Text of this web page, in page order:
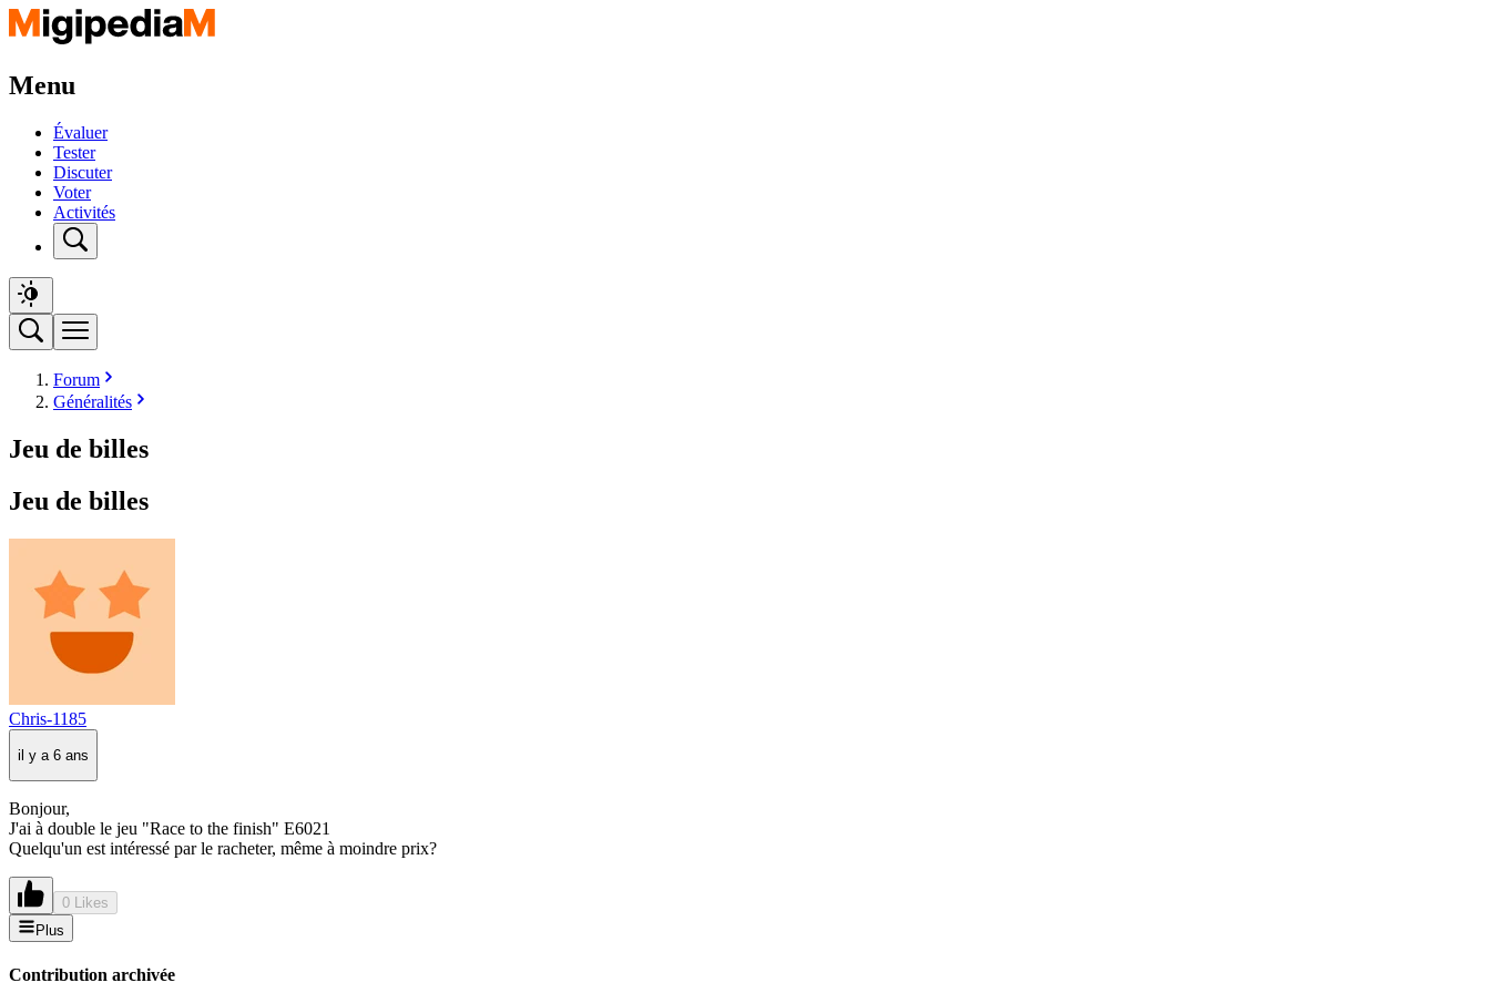
Menu
Évaluer
Tester
Discuter
Voter
Activités
Forum
Généralités
Jeu de billes
Jeu de billes
Chris-1185
il y a 6 ans
Bonjour,
J'ai à double le jeu "Race to the finish" E6021
Quelqu'un est intéressé par le racheter, même à moindre prix?
0 Likes
Plus
Contribution archivée